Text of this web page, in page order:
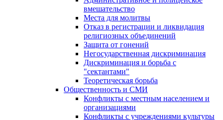
вмешательство
Места для молитвы
Отказ в регистрации и ликвидация
религиозных объединений
Защита от гонений
Негосударственная дискриминация
Дискриминация и борьба с
"сектантами"
Теоретическая борьба
Общественность и СМИ
Конфликты с местным населением и
организациями
Конфликты с учреждениями культуры